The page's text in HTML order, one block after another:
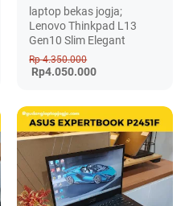
laptop bekas jogja;
Lenovo Thinkpad L13
Gen10 Slim Elegant
Rp 4.350.000
Rp4.050.000